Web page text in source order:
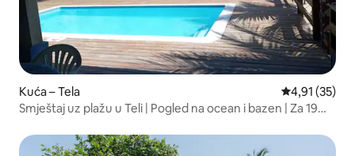
Kuća – Tela Prosječna
4,91 (35)
Smještaj uz plažu u Teli | Pogled na ocean i bazen | Za 19